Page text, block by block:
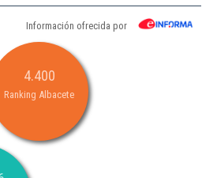
Información ofrecida por
4.400
Ranking Albacete